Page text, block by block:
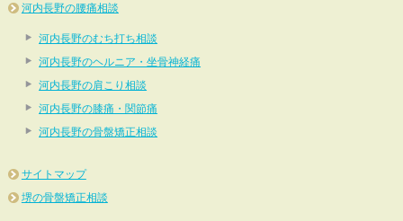
河内長野の腰痛相談
河内長野のむち打ち相談
河内長野のヘルニア・坐骨神経痛
河内長野の肩こり相談
河内長野の膝痛・関節痛
河内長野の骨盤矯正相談
サイトマップ
堺の骨盤矯正相談